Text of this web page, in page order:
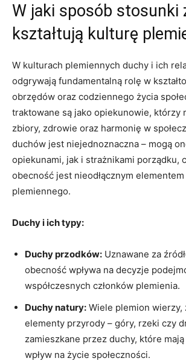
W jaki sposób stosunki
kształtują kulturę
W kulturach plemiennych duchy i ich
odgrywają fundamentalną rolę w
obrzędów oraz codziennego życia
traktowane są jako opiekunowie, którzy
zbiory, zdrowie oraz harmonię w
duchów jest niejednoznaczna – mogą
opiekunami, jak i strażnikami porządku,
obecność jest nieodłącznym
plemiennego.
Duchy i ich typy:
Duchy przodków: Uznawane za
obecność wpływa na decyzje
współczesnych członków plemienia.
Duchy natury: Wiele plemion wierzy,
elementy przyrody – góry, rzeki czy
zamieszkane przez duchy, które
wpływ na życie społeczności.